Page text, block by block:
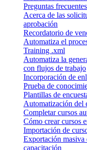
Preguntas
Acerca de las
aprobación
Recordatorio de
Automatiza el
Training .xml
Automatiza la
con flujos de trabajo
Incorporación de
Prueba de
Plantillas de
Automatización del
Completar cursos
Cómo crear cursos
Importación de
Exportación masiva
capacitación